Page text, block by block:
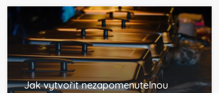
Jak vytvořit nezapomenutelnou